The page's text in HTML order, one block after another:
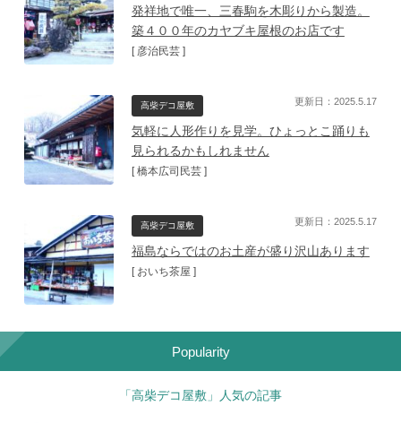
発祥地で唯一、三春駒を木彫りから製造。
築４００年のカヤブキ屋根のお店です
[ 彦治民芸 ]
高柴デコ屋敷
気軽に人形作りを見学。ひょっとこ踊りも
見られるかもしれません
[ 橋本広司民芸 ]
更新日：2025.5.17
高柴デコ屋敷
福島ならではのお土産が盛り沢山あります
[ おいち茶屋 ]
更新日：2025.5.17
Popularity
「高柴デコ屋敷」人気の記事